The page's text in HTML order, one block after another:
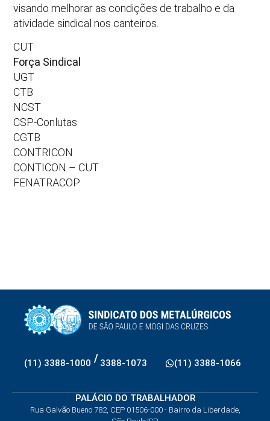
visando melhorar as condições de trabalho e da
atividade sindical nos canteiros.
CUT
Força Sindical
UGT
CTB
NCST
CSP-Conlutas
CGTB
CONTRICON
CONTICON – CUT
FENATRACOP
(11) 3388-1000 / 3388-1073 (11) 3388-1066
PALÁCIO DO TRABALHADOR
Rua Galvão Bueno 782, CEP 01506-000 - Bairro da Liberdade,